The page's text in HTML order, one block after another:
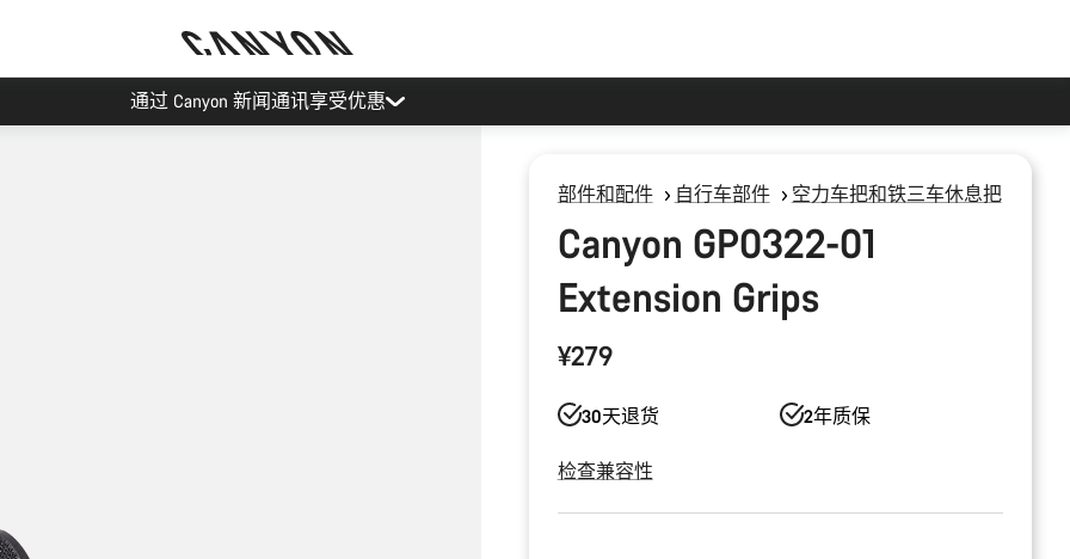
通过 Canyon 新闻通讯享受优惠
部件和配件 自行车部件 空力车把和铁三车休息把
Canyon GP0322-01
Extension Grips
¥279
30天退货 2年质保
检查兼容性